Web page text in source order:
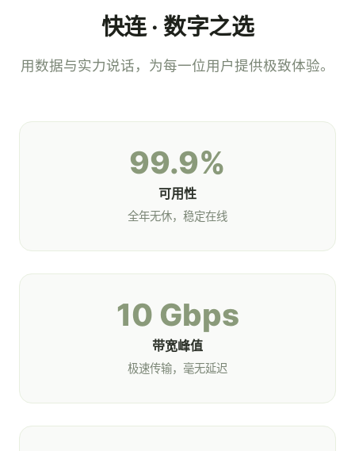
快连 · 数字之选
用数据与实力说话，为每一位用户提供极致体验。
99.9%
可用性
全年无休，稳定在线
10 Gbps
带宽峰值
极速传输，毫无延迟